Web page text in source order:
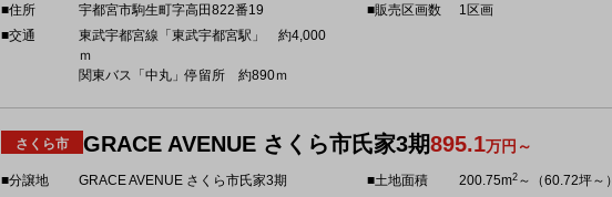
■住所
宇都宮市駒生町字高田822番19
■交通
東武宇都宮線「東武宇都宮駅」 約4,000
ｍ
関東バス「中丸」停留所 約890ｍ
■販売区画数
1区画
さくら市 GRACE AVENUE さくら市氏家3期895.1万円～
■分譲地
GRACE AVENUE さくら市氏家3期
■土地面積 200.75m2 ～（60.72坪～）